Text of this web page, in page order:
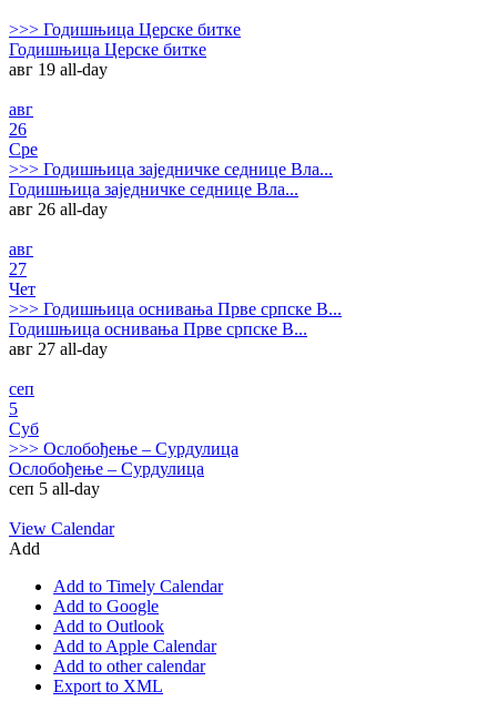
>>> Годишњица Церске битке
Годишњица Церске битке
авг 19 all-day
авг
26
Сре
>>> Годишњица заједничке седнице Вла...
Годишњица заједничке седнице Вла...
авг 26 all-day
авг
27
Чет
>>> Годишњица оснивања Прве српске В...
Годишњица оснивања Прве српске В...
авг 27 all-day
сеп
5
Суб
>>> Ослобођење – Сурдулица
Ослобођење – Сурдулица
сеп 5 all-day
View Calendar
Add
Add to Timely Calendar
Add to Google
Add to Outlook
Add to Apple Calendar
Add to other calendar
Export to XML